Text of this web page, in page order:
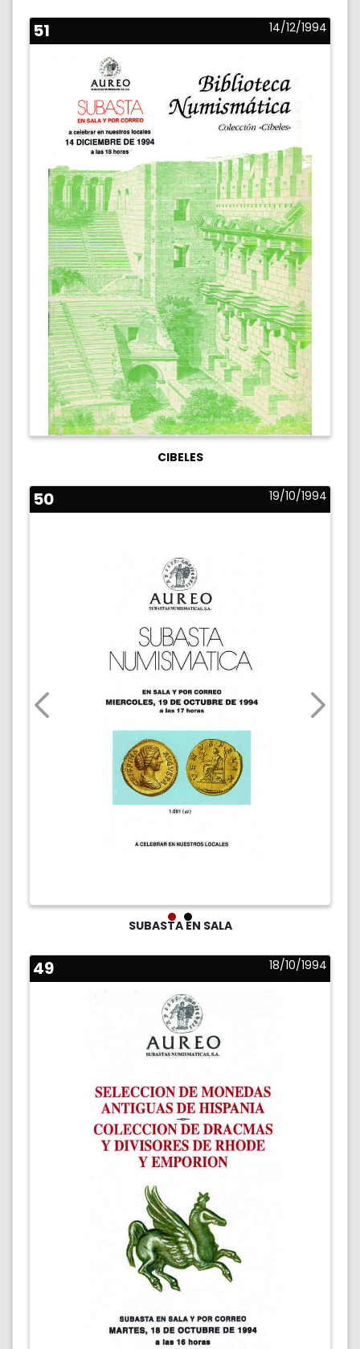
51 14/12/1994
CIBELES
50 19/10/1994
SUBASTA EN SALA
49 18/10/1994